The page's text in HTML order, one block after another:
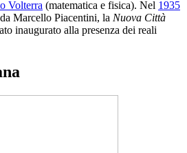
Volterra (matematica e fisica). Nel 1935
Marcello Piacentini, la Nuova Città
inaugurato alla presenza dei reali